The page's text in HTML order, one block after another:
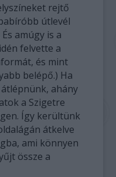
rejtő
útlevél
amúgy is a
felvette a
és mint
belépő.) Ha
ahány
a Szigetre
Így kerültünk
átkelve
ami könnyen
össze a